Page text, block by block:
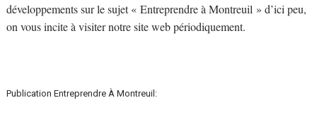
développements sur le sujet « Entreprendre à Montreuil » d’ici peu,
on vous incite à visiter notre site web périodiquement.
Publication Entreprendre À Montreuil: